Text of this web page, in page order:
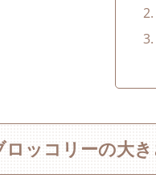
ロッコリーの大き